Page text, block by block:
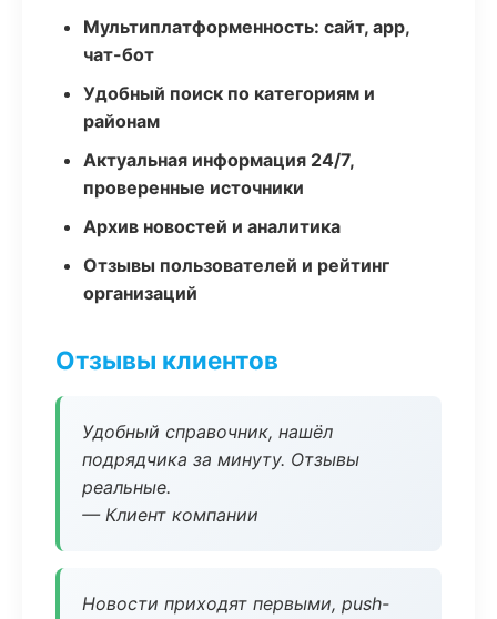
Мультиплатформенность: сайт, app,
чат-бот
Удобный поиск по категориям и
районам
Актуальная информация 24/7,
проверенные источники
Архив новостей и аналитика
Отзывы пользователей и рейтинг
организаций
Отзывы клиентов
Удобный справочник, нашёл
подрядчика за минуту. Отзывы
реальные.
— Клиент компании
Новости приходят первыми, push-